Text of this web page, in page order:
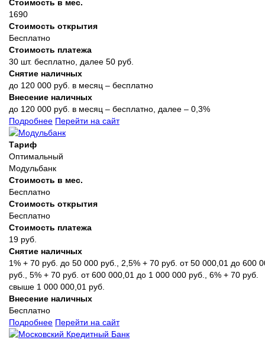
Стоимость в мес.
1690
Стоимость открытия
Бесплатно
Стоимость платежа
30 шт. бесплатно, далее 50 руб.
Снятие наличных
до 120 000 руб. в месяц – бесплатно
Внесение наличных
до 120 000 руб. в месяц – бесплатно, далее – 0,3%
Подробнее Перейти на сайт
Тариф
Оптимальный
Модульбанк
Стоимость в мес.
Бесплатно
Стоимость открытия
Бесплатно
Стоимость платежа
19 руб.
Снятие наличных
1% + 70 руб. до 50 000 руб., 2,5% + 70 руб. от 50 000,01 до 600
руб., 5% + 70 руб. от 600 000,01 до 1 000 000 руб., 6% + 70 руб.
свыше 1 000 000,01 руб.
Внесение наличных
Бесплатно
Подробнее Перейти на сайт